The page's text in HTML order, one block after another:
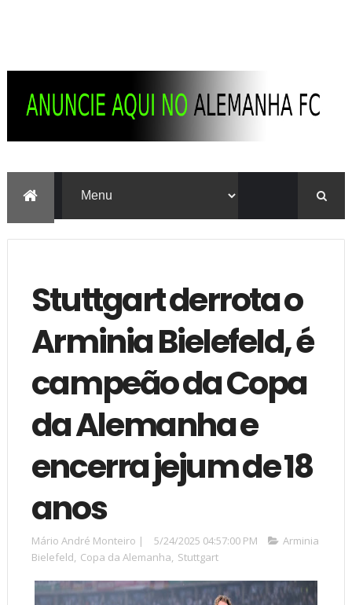
Stuttgart derrota o
Arminia Bielefeld, é
campeão da Copa
da Alemanha e
encerra jejum de 18
anos
Mário André Monteiro | 5/24/2025 04:57:00 PM
Arminia
Bielefeld, Copa da Alemanha, Stuttgart